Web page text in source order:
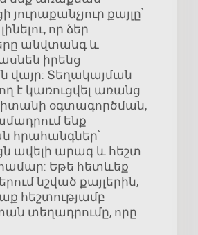
յուրաքանչյուր քայլը՝
որ ձեր
անվտանգ և
իրենց
վայր: Տեղակայման
է կառուցվել առանց
օգտագործման,
ենք
հրահանգներ՝
ավելի արագ և հեշտ
համար: Եթե հետևեք
նշված քայլերին,
հեշտությամբ
տեղադրումը, որը